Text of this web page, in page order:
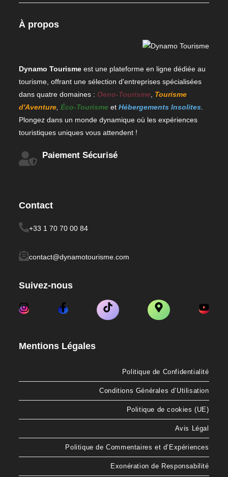
À propos
Dynamo Tourisme est une plateforme en ligne dédiée au
tourisme, offrant une sélection d'entreprises spécialisées
dans quatre domaines : Oeno-Tourisme Tourisme
d'Aventure ,Éco-Tourisme etHébergements Insolites
Plongez dans un monde dynamique où les expériences
touristiques uniques vous attendent !
Paiement Sécurisé
Contact
+33 1 70 70 00 84
contact@dynamotourisme.com
Suivez-nous
Mentions Légales
Politique de Confidentialité
Conditions Générales d’Utilisation
Politique de cookies (UE)
Avis Légal
Politique de Commentaires et d’Expériences
Exonération de Responsabilité